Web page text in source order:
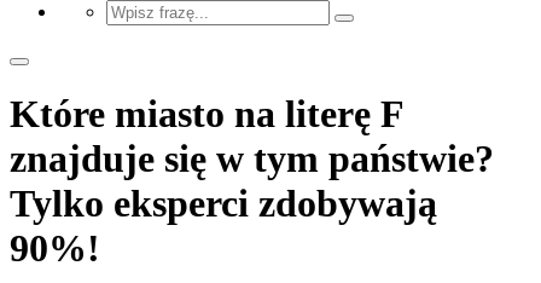
Które miasto na literę F
znajduje się w tym państwie?
Tylko eksperci zdobywają
90%!